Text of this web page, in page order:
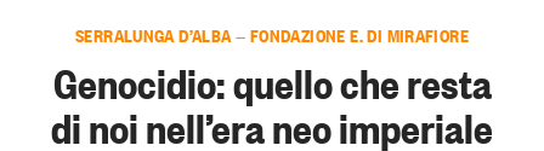
SERRALUNGA D’ALBA — FONDAZIONE E. DI MIRAFIORE
Genocidio: quello che resta
di noi nell’era neo imperiale